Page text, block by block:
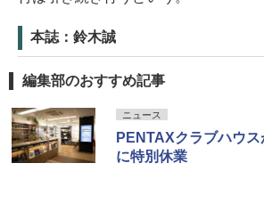
本誌：鈴木誠
編集部のおすすめ記事
ニュース
PENTAXクラブハウス
に特別休業